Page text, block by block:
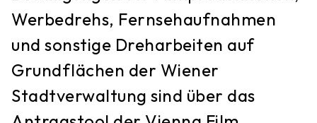
Werbedrehs, Fernsehaufnahmen
und sonstige Dreharbeiten auf
Grundflächen der Wiener
Stadtverwaltung sind über das